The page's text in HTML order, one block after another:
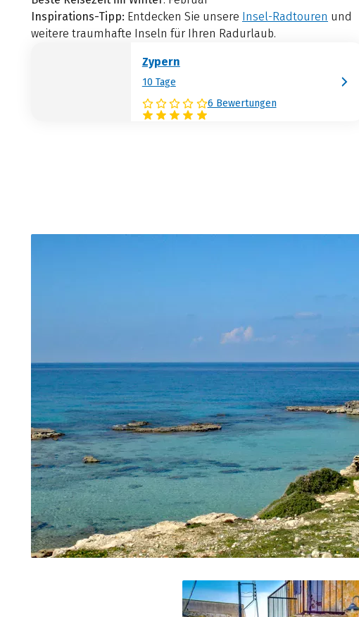
Inspirations-Tipp: Entdecken Sie unsere Insel-Radtouren und
weitere traumhafte Inseln für Ihren Radurlaub.
Zypern
10 Tage
6 Bewertungen